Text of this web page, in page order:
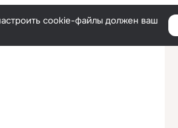
Русский
cookie-файлы должен ваш